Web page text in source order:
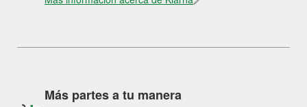
Más partes a tu manera